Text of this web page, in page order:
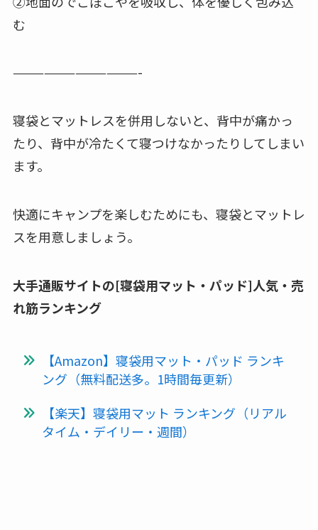
む
————————————-
寝袋とマットレスを併用しないと、背中が痛かっ
たり、背中が冷たくて寝つけなかったりしてしまい
ます。
快適にキャンプを楽しむためにも、寝袋とマットレ
スを用意しましょう。
大手通販サイトの[寝袋用マット・パッド]人気・売
れ筋ランキング
【Amazon】寝袋用マット・パッド ランキ
ング（無料配送多。1時間毎更新）
【楽天】寝袋用マット ランキング（リアル
タイム・デイリー・週間）